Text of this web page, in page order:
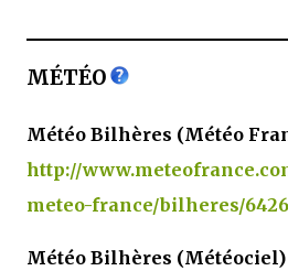
MÉTÉO
Météo Bilhères (Météo
http://
meteo-france/bilheres/
Météo Bilhères (Météociel)